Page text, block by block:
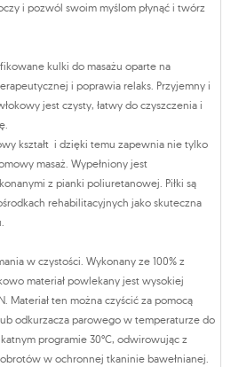
i pozwól swoim myślom płynąć i twórz
kulki do masażu oparte na
i poprawia relaks. Przyjemny i
jest czysty, łatwy do czyszczenia i
kształt i dzięki temu zapewnia nie tylko
masaż. Wypełniony jest
z pianki poliuretanowej. Piłki są
rehabilitacyjnych jako skuteczna
w czystości. Wykonany ze 100% z
materiał powlekany jest wysokiej
Materiał ten można czyścić za pomocą
odkurzacza parowego w temperaturze do
programie 30°C, odwirowując z
w ochronnej tkaninie bawełnianej.